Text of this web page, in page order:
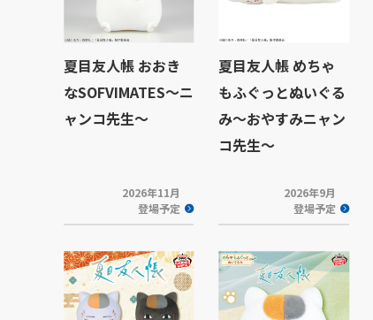
夏目友人帳 おおき
なSOFVIMATES～ニ
ャンコ先生～
2026年11月
登場予定
夏目友人帳 めちゃ
もふぐっとぬいぐる
み～おやすみニャン
コ先生～
2026年9月
登場予定